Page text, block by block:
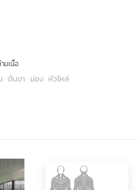
มเนื้อ
ต้นขา น่อง หัวไหล่